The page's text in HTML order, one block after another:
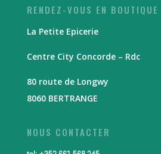
RENDEZ-VOUS EN BOUTIQUE
La Petite Epicerie
Centre City Concorde – Rdc
80 route de Longwy
8060 BERTRANGE
NOUS CONTACTER